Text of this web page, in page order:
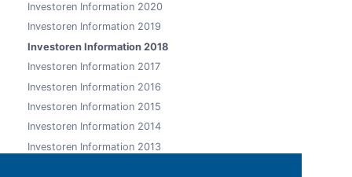
Investoren Information 2020
Investoren Information 2019
Investoren Information 2018
Investoren Information 2017
Investoren Information 2016
Investoren Information 2015
Investoren Information 2014
Investoren Information 2013